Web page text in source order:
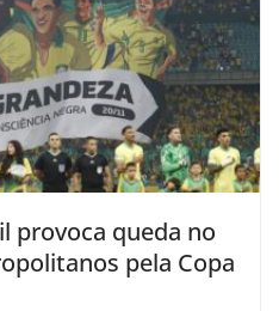
provoca queda no
pela Copa